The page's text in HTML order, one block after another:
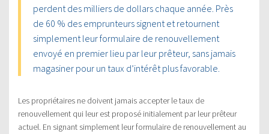
perdent des milliers de dollars chaque année. Près
de 60 % des emprunteurs signent et retournent
simplement leur formulaire de renouvellement
envoyé en premier lieu par leur prêteur, sans jamais
magasiner pour un taux d’intérêt plus favorable.
Les propriétaires ne doivent jamais accepter le taux de
renouvellement qui leur est proposé initialement par leur prêteur
actuel. En signant simplement leur formulaire de renouvellement au